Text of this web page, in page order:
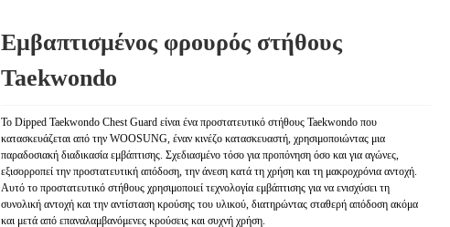
Εμβαπτισμένος φρουρός στήθους
Taekwondo
Το Dipped Taekwondo Chest Guard είναι ένα προστατευτικό στήθους Taekwondo που
κατασκευάζεται από την WOOSUNG, έναν κινέζο κατασκευαστή, χρησιμοποιώντας μια
παραδοσιακή διαδικασία εμβάπτισης. Σχεδιασμένο τόσο για προπόνηση όσο και για αγώνες,
εξισορροπεί την προστατευτική απόδοση, την άνεση κατά τη χρήση και τη μακροχρόνια αντοχή.
Αυτό το προστατευτικό στήθους χρησιμοποιεί τεχνολογία εμβάπτισης για να ενισχύσει τη
συνολική αντοχή και την αντίσταση κρούσης του υλικού, διατηρώντας σταθερή απόδοση ακόμα
και μετά από επαναλαμβανόμενες κρούσεις και συχνή χρήση.